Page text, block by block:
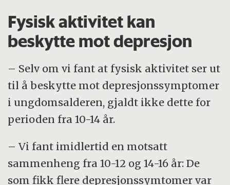
Fysisk aktivitet kan
beskytte mot depresjon
– Selv om vi fant at fysisk aktivitet ser ut
til å beskytte mot depresjonssymptomer
i ungdomsalderen, gjaldt ikke dette for
perioden fra 10-14 år.
– Vi fant imidlertid en motsatt
sammenheng fra 10-12 og 14-16 år: De
som fikk flere depresjonssymtomer var